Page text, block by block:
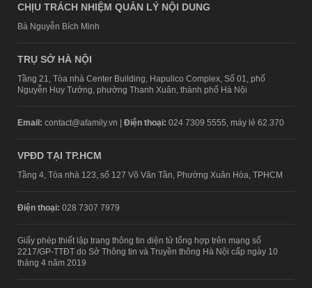
CHỊU TRÁCH NHIỆM QUẢN LÝ NỘI DUNG
Bà Nguyễn Bích Minh
TRỤ SỞ HÀ NỘI
Tầng 21, Tòa nhà Center Building, Hapulico Complex, Số 01, phố
Nguyễn Huy Tưởng, phường Thanh Xuân, thành phố Hà Nội
Email: contact@afamily.vn | Điện thoại: 024 7309 5555, máy lẻ 62.370
VPĐD TẠI TP.HCM
Tầng 4, Tòa nhà 123, số 127 Võ Văn Tần, Phường Xuân Hòa, TPHCM
Điện thoại: 028 7307 7979
Giấy phép thiết lập trang thông tin điện tử tổng hợp trên mạng số
2217/GP-TTĐT do Sở Thông tin và Truyền thông Hà Nội cấp ngày 10
tháng 4 năm 2019